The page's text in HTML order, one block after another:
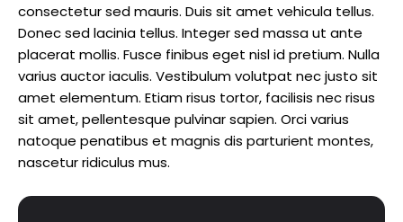
consectetur sed mauris. Duis sit amet vehicula tellus.
Donec sed lacinia tellus. Integer sed massa ut ante
placerat mollis. Fusce finibus eget nisl id pretium. Nulla
varius auctor iaculis. Vestibulum volutpat nec justo sit
amet elementum. Etiam risus tortor, facilisis nec risus
sit amet, pellentesque pulvinar sapien. Orci varius
natoque penatibus et magnis dis parturient montes,
nascetur ridiculus mus.